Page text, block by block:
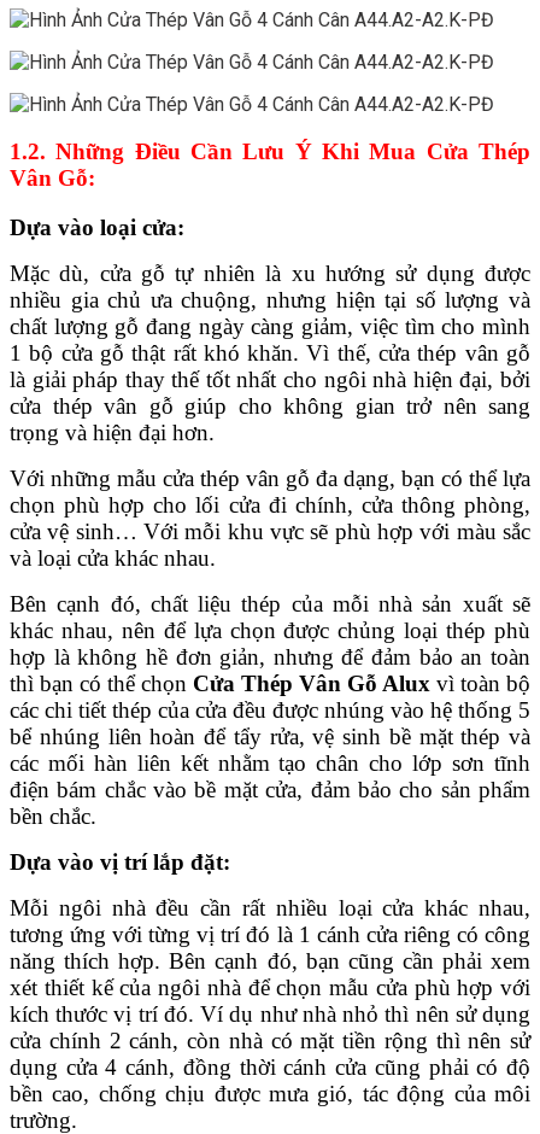
1.2. Những Điều Cần Lưu Ý Khi Mua Cửa Thép
Vân Gỗ:
Dựa vào loại cửa:
Mặc dù, cửa gỗ tự nhiên là xu hướng sử dụng được
nhiều gia chủ ưa chuộng, nhưng hiện tại số lượng và
chất lượng gỗ đang ngày càng giảm, việc tìm cho mình
1 bộ cửa gỗ thật rất khó khăn. Vì thế, cửa thép vân gỗ
là giải pháp thay thế tốt nhất cho ngôi nhà hiện đại, bởi
cửa thép vân gỗ giúp cho không gian trở nên sang
trọng và hiện đại hơn.
Với những mẫu cửa thép vân gỗ đa dạng, bạn có thể lựa
chọn phù hợp cho lối cửa đi chính, cửa thông phòng,
cửa vệ sinh… Với mỗi khu vực sẽ phù hợp với màu sắc
và loại cửa khác nhau.
Bên cạnh đó, chất liệu thép của mỗi nhà sản xuất sẽ
khác nhau, nên để lựa chọn được chủng loại thép phù
hợp là không hề đơn giản, nhưng để đảm bảo an toàn
thì bạn có thể chọn Cửa Thép Vân Gỗ Alux vì toàn bộ
các chi tiết thép của cửa đều được nhúng vào hệ thống 5
bể nhúng liên hoàn để tẩy rửa, vệ sinh bề mặt thép và
các mối hàn liên kết nhằm tạo chân cho lớp sơn tĩnh
điện bám chắc vào bề mặt cửa, đảm bảo cho sản phẩm
bền chắc.
Dựa vào vị trí lắp đặt:
Mỗi ngôi nhà đều cần rất nhiều loại cửa khác nhau,
tương ứng với từng vị trí đó là 1 cánh cửa riêng có công
năng thích hợp. Bên cạnh đó, bạn cũng cần phải xem
xét thiết kế của ngôi nhà để chọn mẫu cửa phù hợp với
kích thước vị trí đó. Ví dụ như nhà nhỏ thì nên sử dụng
cửa chính 2 cánh, còn nhà có mặt tiền rộng thì nên sử
dụng cửa 4 cánh, đồng thời cánh cửa cũng phải có độ
bền cao, chống chịu được mưa gió, tác động của môi
trường.